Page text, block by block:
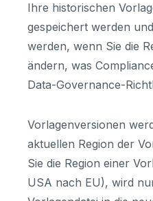
Ihre historischen
gespeichert werden
werden, wenn Sie die
ändern, was
Data-Governance-
Vorlagenversionen
aktuellen Region der
Sie die Region einer
USA nach EU), wird